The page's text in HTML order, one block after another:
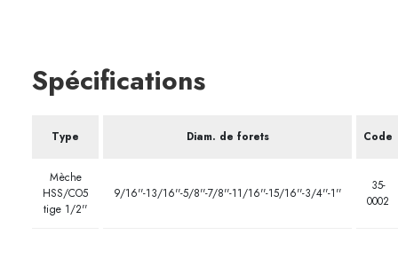
Spécifications
Type Diam. de forets Code
Mèche
HSS/CO5
tige 1/2''
9/16''-13/16''-5/8''-7/8''-11/16''-15/16''-3/4''-1''
35-
0002